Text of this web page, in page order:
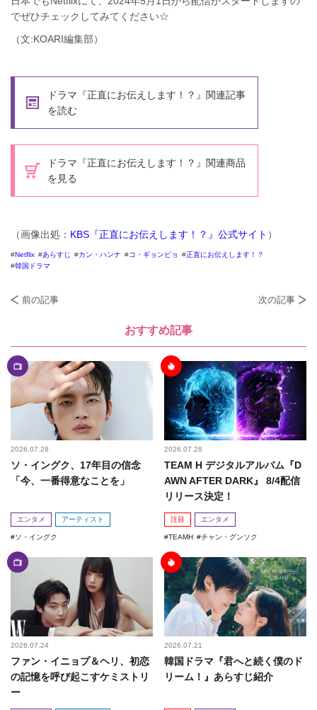
でぜひチェックしてみてください☆
（文:KOARI編集部）
ドラマ『正直にお伝えします！？』関連記事
を読む
ドラマ『正直にお伝えします！？』関連商品
を見る
（画像出処： KBS『正直にお伝えします！？』公式サイト ）
Netflix あらすじ カン・ハンナ コ・ギョンピョ
正直にお伝えします！？
韓国ドラマ
前の記事 次の記事
おすすめ記事
2026.07.28
ソ・イングク、17年目の信念
「今、一番得意なことを」
エンタメ アーティスト
ソ・イングク
2026.07.28
TEAM H デジタルアルバム『D
AWN AFTER DARK』 8/4配信
リリース決定！
注目 エンタメ
TEAMH チャン・グンソク
2026.07.24
ファン・イニョプ＆ヘリ、初恋
の記憶を呼び起こすケミストリ
ー
2026.07.21
韓国ドラマ『君へと続く僕のド
リーム！』あらすじ紹介